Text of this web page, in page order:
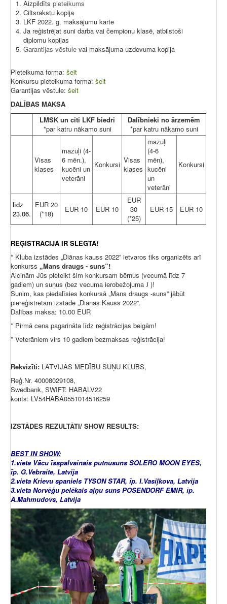
Aizpildīts pieteikums
Ciltsrakstu kopija
LKF 2022. g. maksājumu karte
Ja reģistrējat suni darba vai čempionu klasē, atbilstoši
diplomu kopijas
Garantijas vēstule vai maksājuma uzdevuma kopija
Pieteikuma forma: šeit
Konkursu pieteikuma forma: šeit
Garantijas vēstule: šeit
DALĪBAS MAKSA
LMSK un citi LKF biedri
*par katru nākamo suni
Dalībnieki no ārzemēm
*par katru nākamo suni
Visas
klases
mazuļi (4-
6 mēn.),
kucēni un
veterāni
Konkursi Visas
klases
mazuļi
(4-6
mēn),
kucēni
un
veterāni
Konkursi
līdz
23.06.
EUR 20
(*18)
EUR 10 EUR 10
EUR
30
(*25)
EUR 15 EUR 10
REĢISTRĀCIJA IR SLĒGTA!
* Kluba izstādes „Diānas kauss 2022” ietvaros tiks organizēts arī
konkurss „Mans draugs - suns”!
Aicinām Jūs pieteikt šim konkursam bērnus (vecumā līdz 7
gadiem) un suņus (bez vecuma ierobežojuma J )!
Sunim, kas piedalīsies konkursā „Mans draugs -suns” jābūt
piereģistrētam izstādē „Diānas Kauss 2022”.
Dalības maksa: 10.00 EUR
* Pirmā cena pagarināta līdz reģistrācijas beigām!
* Veterāniem virs 10 gadiem bezmaksas reģistrācija!
Rekvizīti: LATVIJAS MEDĪBU SUŅU KLUBS,
Reģ.Nr. 40008029108,
Swedbank, SWIFT: HABALV22
konts: LV54HABA0551014516259
IZSTĀDES REZULTĀTI/ SHOW RESULTS:
BEST IN SHOW:
1.vieta Vācu īsspalvainais putnusuns SOLERO MOON EYES,
īp. G.Vebraite, Latvija
2.vieta Krievu spaniels TYSON STAR, īp. I.Vasiļkova, Latvija
3.vieta Norvēģu pelēkais aļņu suns POSENDORF EMIR, īp.
A.Mahmudovs, Latvija